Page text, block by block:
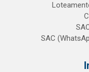
SAC